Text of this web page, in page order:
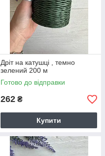
Дріт на катушці , темно
зелений 200 м
Готово до відправки
262 ₴
Купити